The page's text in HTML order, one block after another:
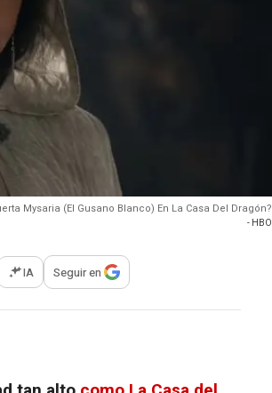
Mysaria (El Gusano Blanco) En La Casa Del Dragón?
- HBO
opciones para compartir
IA Seguir en